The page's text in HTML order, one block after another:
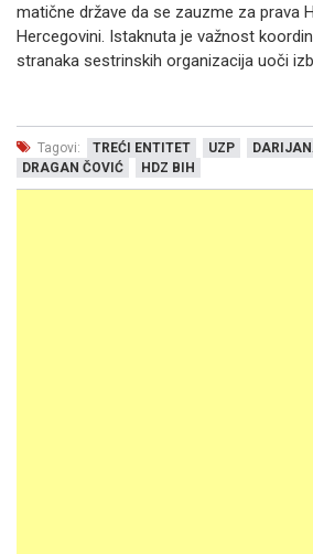
matične države da se zauzme za prava
Hercegovini. Istaknuta je važnost
stranaka sestrinskih organizacija uoči
Tagovi: TREĆI ENTITET UZP
DRAGAN ČOVIĆ
HDZ BIH